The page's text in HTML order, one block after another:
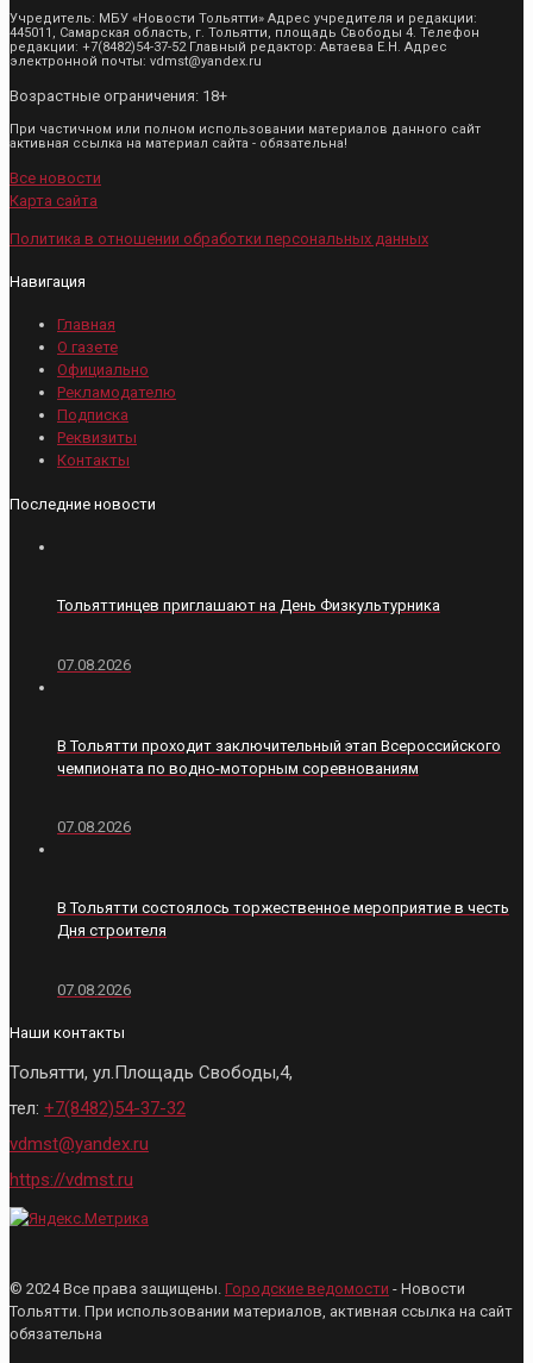
Учредитель: МБУ «Новости Тольятти» Адрес учредителя и редакции:
445011, Самарская область, г. Тольятти, площадь Свободы 4. Телефон
редакции: +7(8482)54-37-52 Главный редактор: Автаева Е.Н. Адрес
электронной почты: vdmst@yandex.ru
Возрастные ограничения: 18+
При частичном или полном использовании материалов данного сайт
активная ссылка на материал сайта - обязательна!
Все новости
Карта сайта
Политика в отношении обработки персональных данных
Навигация
Главная
О газете
Официально
Рекламодателю
Подписка
Реквизиты
Контакты
Последние новости
Тольяттинцев приглашают на День Физкультурника
07.08.2026
В Тольятти проходит заключительный этап Всероссийского
чемпионата по водно-моторным соревнованиям
07.08.2026
В Тольятти состоялось торжественное мероприятие в честь
Дня строителя
07.08.2026
Наши контакты
Тольятти, ул.Площадь Свободы,4,
тел: +7(8482)54-37-32
vdmst@yandex.ru
https://vdmst.ru
© 2024 Все права защищены. Городские ведомости - Новости
Тольятти. При использовании материалов, активная ссылка на сайт
обязательна